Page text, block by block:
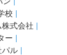
校
株式会社
ー
パル